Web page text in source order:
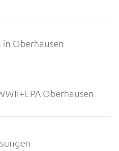
in Oberhausen
Oberhausen